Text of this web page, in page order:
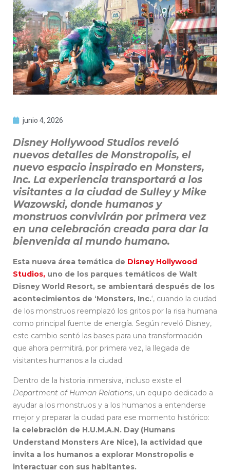
junio 4, 2026
Disney Hollywood Studios reveló
nuevos detalles de Monstropolis, el
nuevo espacio inspirado en Monsters,
Inc. La experiencia transportará a los
visitantes a la ciudad de Sulley y Mike
Wazowski, donde humanos y
monstruos convivirán por primera vez
en una celebración creada para dar la
bienvenida al mundo humano.
Esta nueva área temática de Disney Hollywood
Studios, uno de los parques temáticos de Walt
Disney World Resort, se ambientará después de los
acontecimientos de ‘Monsters, Inc.‘, cuando la ciudad
de los monstruos reemplazó los gritos por la risa humana
como principal fuente de energía. Según reveló Disney,
este cambio sentó las bases para una transformación
que ahora permitirá, por primera vez, la llegada de
visitantes humanos a la ciudad.
Dentro de la historia inmersiva, incluso existe el
Department of Human Relations, un equipo dedicado a
ayudar a los monstruos y a los humanos a entenderse
mejor y preparar la ciudad para ese momento histórico:
la celebración de H.U.M.A.N. Day (Humans
Understand Monsters Are Nice), la actividad que
invita a los humanos a explorar Monstropolis e
interactuar con sus habitantes.